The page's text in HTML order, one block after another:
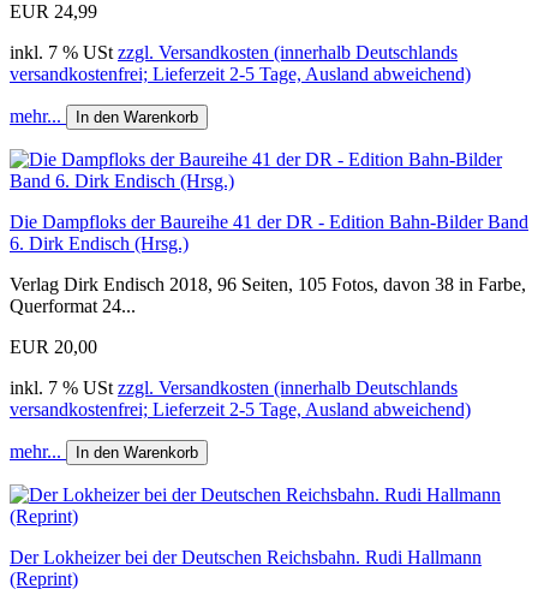
EUR 24,99
inkl. 7 % USt zzgl. Versandkosten (innerhalb Deutschlands
versandkostenfrei; Lieferzeit 2-5 Tage, Ausland abweichend)
mehr... In den Warenkorb
Die Dampfloks der Baureihe 41 der DR - Edition Bahn-Bilder Band
6. Dirk Endisch (Hrsg.)
Verlag Dirk Endisch 2018, 96 Seiten, 105 Fotos, davon 38 in Farbe,
Querformat 24...
EUR 20,00
inkl. 7 % USt zzgl. Versandkosten (innerhalb Deutschlands
versandkostenfrei; Lieferzeit 2-5 Tage, Ausland abweichend)
mehr... In den Warenkorb
Der Lokheizer bei der Deutschen Reichsbahn. Rudi Hallmann
(Reprint)